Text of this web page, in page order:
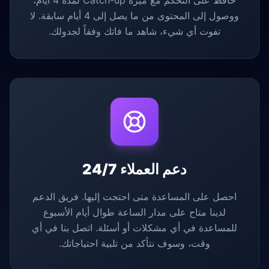
ووصول إلى المحتوى من ما يصل إلى 4 أيام سابقة. لا
تفوت أي شيء، شاهد ما فاتك وفقاً لجدولك.
دعم العملاء 24/7
احصل على المساعدة متى احتجت إليها. فريق الدعم
لدينا متاح على مدار الساعة طوال أيام الأسبوع
للمساعدة في أي مشكلات أو أسئلة. اتصل بنا في أي
وقت، وسوف نتأكد من تلبية احتياجاتك.